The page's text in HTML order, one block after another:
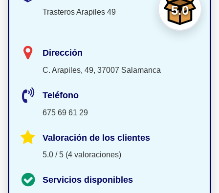
5.0
Trasteros Arapiles 49
Dirección
C. Arapiles, 49, 37007 Salamanca
Teléfono
675 69 61 29
Valoración de los clientes
5.0 / 5 (4 valoraciones)
Servicios disponibles